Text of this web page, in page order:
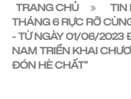
TRANG CHỦ TIN
THÁNG 6 RỰC RỠ
- TỪ NGÀY 01/06/2023
NAM TRIỂN KHAI
ĐÓN HÈ CHẤT”